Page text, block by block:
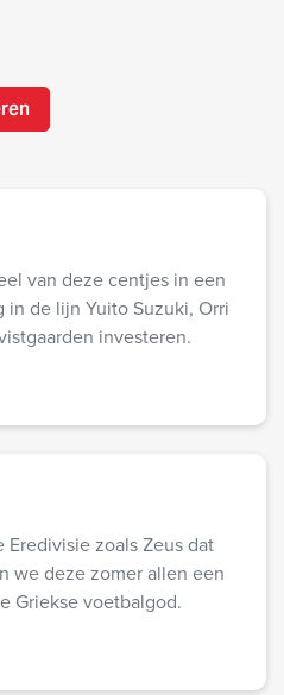
van deze centjes in een
de lijn Yuito Suzuki, Orri
investeren.
zoals Zeus dat
we deze zomer allen een
Griekse voetbalgod.